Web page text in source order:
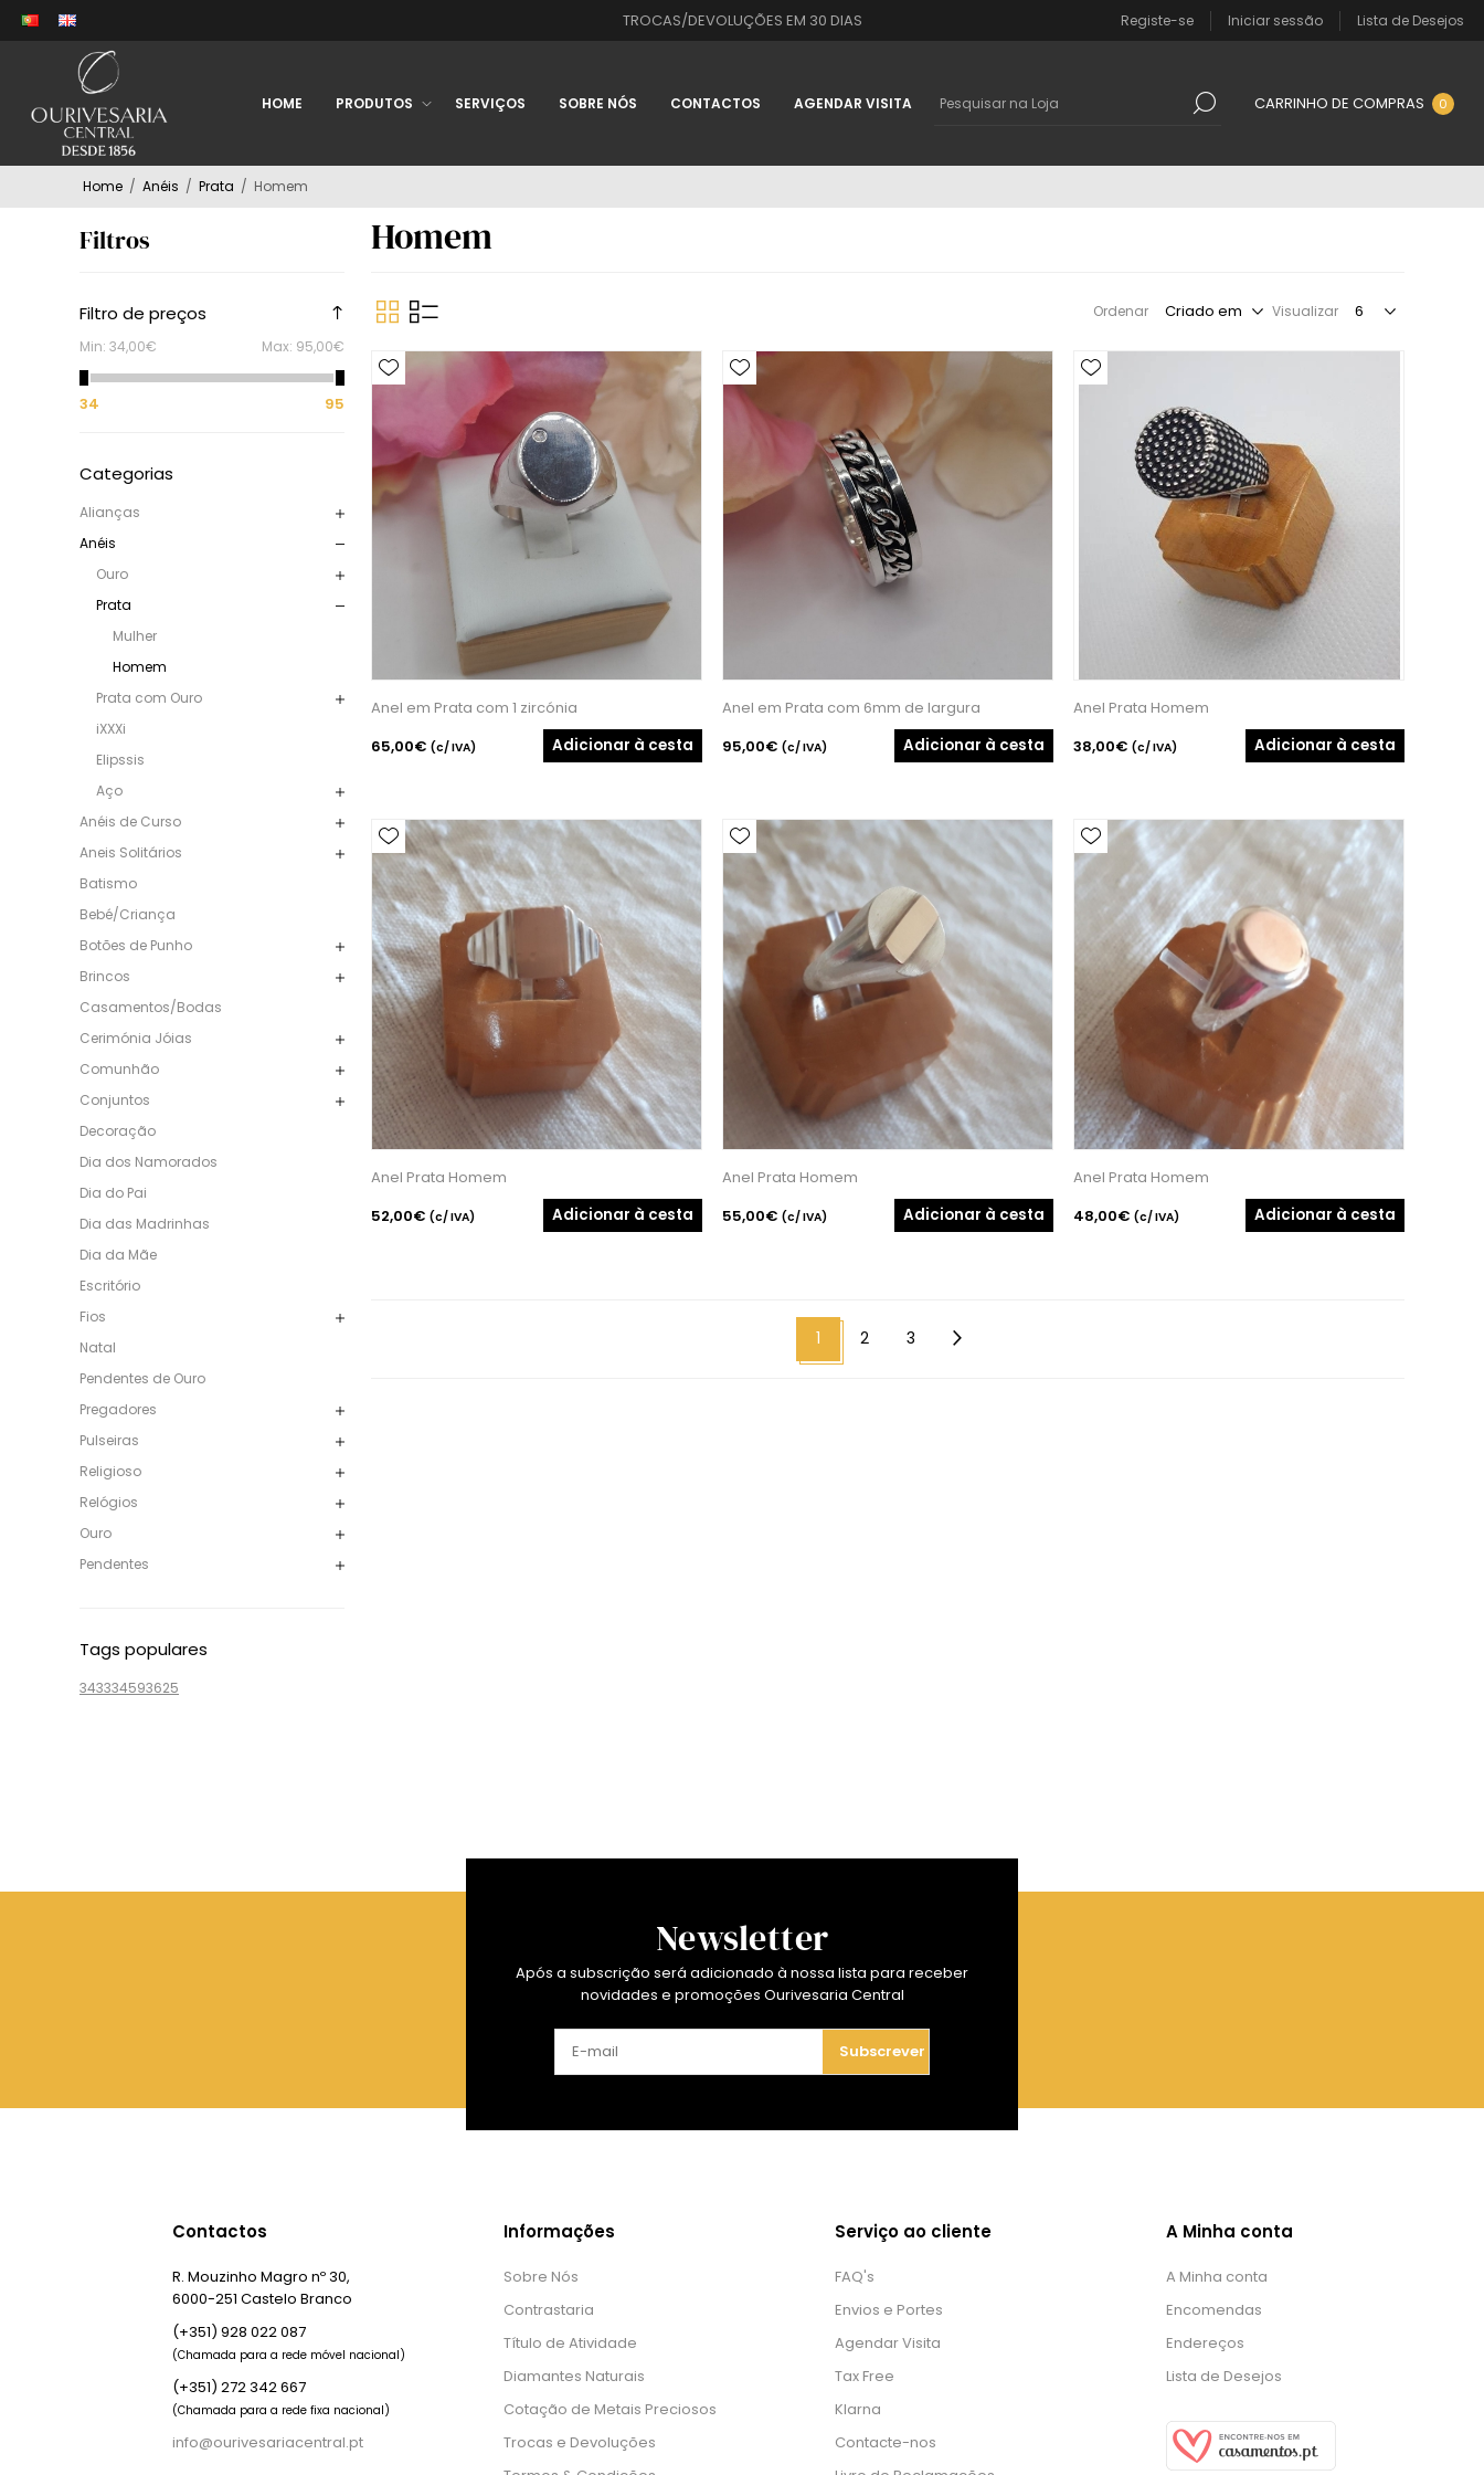
TROCAS/DEVOLUÇÕES EM 30 DIAS Registe-se Iniciar sessão Lista de Desejos
HOME PRODUTOS SERVIÇOS SOBRE NÓS CONTACTOS AGENDAR VISITA CARRINHO DE COMPRAS 0
Home / Anéis / Prata / Homem
Filtros
Filtro de preços
Min: 34,00€ Max: 95,00€
34 95
Categorias
Alianças
Anéis
Ouro
Prata
Mulher
Homem
Prata com Ouro
iXXXi
Elipssis
Aço
Anéis de Curso
Aneis Solitários
Batismo
Bebé/Criança
Botões de Punho
Brincos
Casamentos/Bodas
Cerimónia Jóias
Comunhão
Conjuntos
Decoração
Dia dos Namorados
Dia do Pai
Dia das Madrinhas
Dia da Mãe
Escritório
Fios
Natal
Pendentes de Ouro
Pregadores
Pulseiras
Religioso
Relógios
Ouro
Pendentes
Tags populares
343334593625
Homem
Ordenar Visualizar
Anel em Prata com 1 zircónia
65,00€ (c/ IVA) Adicionar à cesta
Anel em Prata com 6mm de largura
95,00€(c/ IVA) Adicionar à cesta
Anel Prata Homem
38,00€(c/ IVA) Adicionar à cesta
Anel Prata Homem
52,00€ (c/ IVA) Adicionar à cesta
Anel Prata Homem
55,00€(c/ IVA) Adicionar à cesta
Anel Prata Homem
48,00€(c/ IVA) Adicionar à cesta
1 2 3
Newsletter
Após a subscrição será adicionado à nossa lista para receber
novidades e promoções Ourivesaria Central
Subscrever
Contactos
R. Mouzinho Magro nº 30,
6000-251 Castelo Branco
(+351) 928 022 087
(Chamada para a rede móvel nacional)
(+351) 272 342 667
(Chamada para a rede fixa nacional)
info@ourivesariacentral.pt
Informações
Sobre Nós
Contrastaria
Título de Atividade
Diamantes Naturais
Cotação de Metais Preciosos
Trocas e Devoluções
Serviço ao cliente
FAQ's
Envios e Portes
Agendar Visita
Tax Free
Klarna
Contacte-nos
A Minha conta
A Minha conta
Encomendas
Endereços
Lista de Desejos